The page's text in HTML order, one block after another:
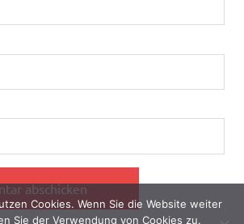
Cookies. Wenn Sie die Website weiter
Sie der Verwendung von Cookies zu.